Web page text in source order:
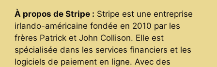
À propos de Stripe : Stripe est une entreprise
irlando-américaine fondée en 2010 par les
frères Patrick et John Collison. Elle est
spécialisée dans les services financiers et les
logiciels de paiement en ligne. Avec des